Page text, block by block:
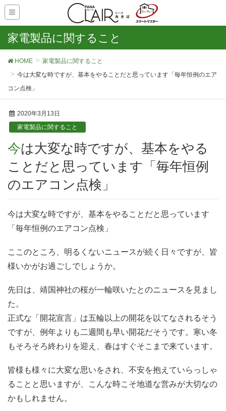
家電製品に関すること
HOME
家電製品に関すること
今は大変な時ですが、基本をやることだと思っています「毎年恒例のエア
コン点検」
2020年3月13日
家電製品に関すること
今は大変な時ですが、基本をやる
ことだと思っています「毎年恒例
のエアコン点検」
今は大変な時ですが、基本をやることだと思っています
「毎年恒例のエアコン点検」
ここのところ、明るくないニュースが続く日々ですが、皆
様いかがお過ごしでしょうか。
先日は、靖国神社の桜が一輪咲いたとのニュースを見まし
た。
正式な「開花宣言」は五輪以上の開花を以てなされるそう
ですが、例年よりも二週間も早い開花だそうです。寒い冬
もそろそろ終わりを迎え、春はすぐそこまで来ています。
皆様も様々に大変な思いをされ、不安を抱えていらっしゃ
ることと思いますが、こんな時こそ地道な営みが大切なの
かもしれません。